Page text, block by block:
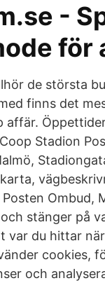
-
för
de största
finns det
affär.
Stadion
Ombud,
stänger på
var du hittar
cookies,
och